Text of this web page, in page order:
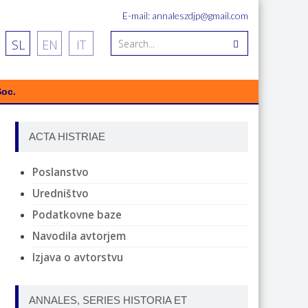
E-mail: annaleszdjp@gmail.com
SL EN IT
ACTA HISTRIAE
Poslanstvo
Uredništvo
Podatkovne baze
Navodila avtorjem
Izjava o avtorstvu
ANNALES, SERIES HISTORIA ET